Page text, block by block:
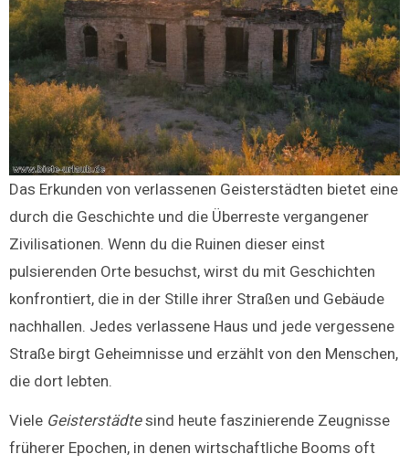
Das Erkunden von verlassenen Geisterstädten bietet eine
durch die Geschichte und die Überreste vergangener
Zivilisationen. Wenn du die Ruinen dieser einst
pulsierenden Orte besuchst, wirst du mit Geschichten
konfrontiert, die in der Stille ihrer Straßen und Gebäude
nachhallen. Jedes verlassene Haus und jede vergessene
Straße birgt Geheimnisse und erzählt von den Menschen,
die dort lebten.
Viele Geisterstädtesind heute faszinierende Zeugnisse
früherer Epochen, in denen wirtschaftliche Booms oft